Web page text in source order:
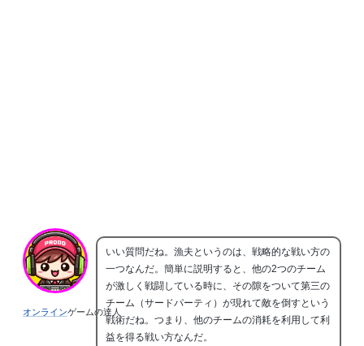
オンラインゲームの達人
いい質問だね。漁夫というのは、戦略的な戦い方の
一つなんだ。簡単に説明すると、他の2つのチーム
が激しく戦闘している時に、その隙をついて第三の
チーム（サードパーティ）が現れて敵を倒すという
戦術だね。つまり、他のチームの消耗を利用して利
益を得る戦い方なんだ。